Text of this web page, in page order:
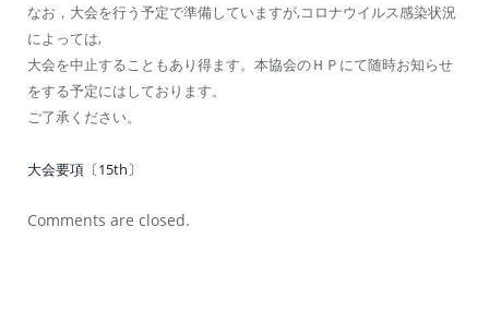
なお，大会を行う予定で準備していますが,コロナウイルス感染状況
によっては,
大会を中止することもあり得ます。本協会のＨＰにて随時お知らせ
をする予定にはしております。
ご了承ください。
大会要項〔15th〕
Comments are closed.